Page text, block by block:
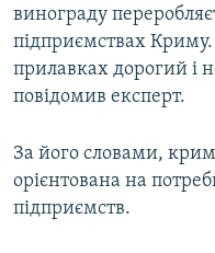
винограду
підприємствах
прилавках дорогий і
повідомив експерт.
За його словами,
орієнтована на
підприємств.